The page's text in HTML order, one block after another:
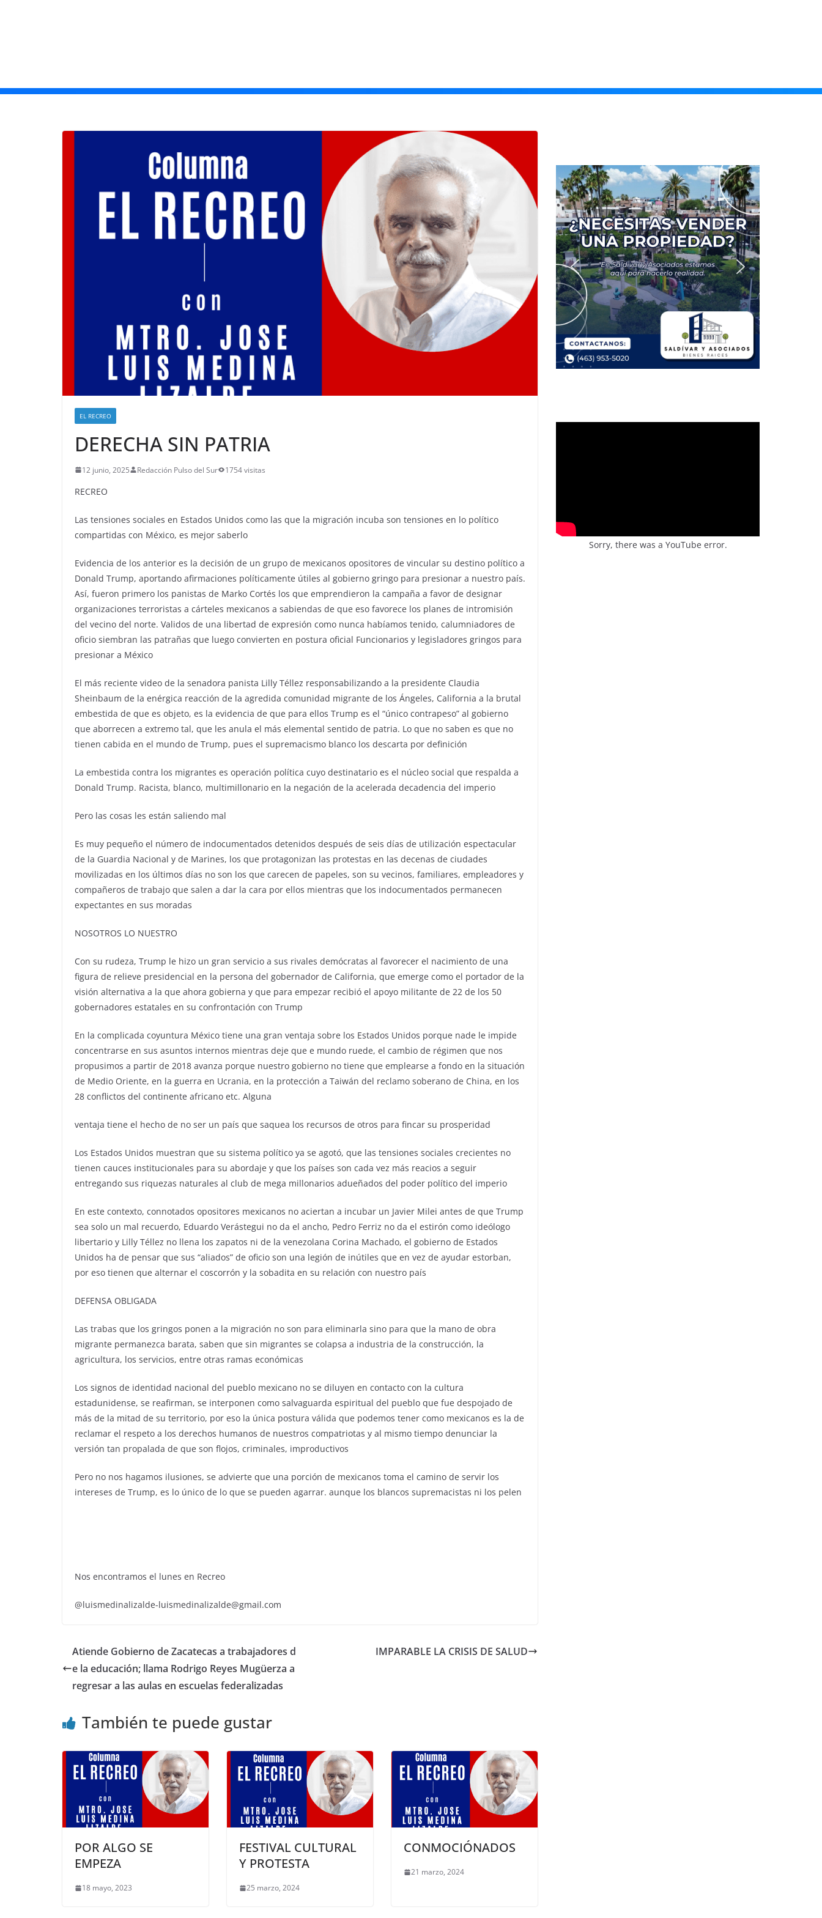
EL RECREO
DERECHA SIN PATRIA
12 junio, 2025 Redacción Pulso del Sur 1754 visitas
RECREO
Las tensiones sociales en Estados Unidos como las que la migración incuba son tensiones en lo político
compartidas con México, es mejor saberlo
Evidencia de los anterior es la decisión de un grupo de mexicanos opositores de vincular su destino político a
Donald Trump, aportando afirmaciones políticamente útiles al gobierno gringo para presionar a nuestro país.
Así, fueron primero los panistas de Marko Cortés los que emprendieron la campaña a favor de designar
organizaciones terroristas a cárteles mexicanos a sabiendas de que eso favorece los planes de intromisión
del vecino del norte. Validos de una libertad de expresión como nunca habíamos tenido, calumniadores de
oficio siembran las patrañas que luego convierten en postura oficial Funcionarios y legisladores gringos para
presionar a México
El más reciente video de la senadora panista Lilly Téllez responsabilizando a la presidente Claudia
Sheinbaum de la enérgica reacción de la agredida comunidad migrante de los Ángeles, California a la brutal
embestida de que es objeto, es la evidencia de que para ellos Trump es el “único contrapeso” al gobierno
que aborrecen a extremo tal, que les anula el más elemental sentido de patria. Lo que no saben es que no
tienen cabida en el mundo de Trump, pues el supremacismo blanco los descarta por definición
La embestida contra los migrantes es operación política cuyo destinatario es el núcleo social que respalda a
Donald Trump. Racista, blanco, multimillonario en la negación de la acelerada decadencia del imperio
Pero las cosas les están saliendo mal
Es muy pequeño el número de indocumentados detenidos después de seis días de utilización espectacular
de la Guardia Nacional y de Marines, los que protagonizan las protestas en las decenas de ciudades
movilizadas en los últimos días no son los que carecen de papeles, son su vecinos, familiares, empleadores y
compañeros de trabajo que salen a dar la cara por ellos mientras que los indocumentados permanecen
expectantes en sus moradas
NOSOTROS LO NUESTRO
Con su rudeza, Trump le hizo un gran servicio a sus rivales demócratas al favorecer el nacimiento de una
figura de relieve presidencial en la persona del gobernador de California, que emerge como el portador de la
visión alternativa a la que ahora gobierna y que para empezar recibió el apoyo militante de 22 de los 50
gobernadores estatales en su confrontación con Trump
En la complicada coyuntura México tiene una gran ventaja sobre los Estados Unidos porque nade le impide
concentrarse en sus asuntos internos mientras deje que e mundo ruede, el cambio de régimen que nos
propusimos a partir de 2018 avanza porque nuestro gobierno no tiene que emplearse a fondo en la situación
de Medio Oriente, en la guerra en Ucrania, en la protección a Taiwán del reclamo soberano de China, en los
28 conflictos del continente africano etc. Alguna
ventaja tiene el hecho de no ser un país que saquea los recursos de otros para fincar su prosperidad
Los Estados Unidos muestran que su sistema político ya se agotó, que las tensiones sociales crecientes no
tienen cauces institucionales para su abordaje y que los países son cada vez más reacios a seguir
entregando sus riquezas naturales al club de mega millonarios adueñados del poder político del imperio
En este contexto, connotados opositores mexicanos no aciertan a incubar un Javier Milei antes de que Trump
sea solo un mal recuerdo, Eduardo Verástegui no da el ancho, Pedro Ferriz no da el estirón como ideólogo
libertario y Lilly Téllez no llena los zapatos ni de la venezolana Corina Machado, el gobierno de Estados
Unidos ha de pensar que sus “aliados” de oficio son una legión de inútiles que en vez de ayudar estorban,
por eso tienen que alternar el coscorrón y la sobadita en su relación con nuestro país
DEFENSA OBLIGADA
Las trabas que los gringos ponen a la migración no son para eliminarla sino para que la mano de obra
migrante permanezca barata, saben que sin migrantes se colapsa a industria de la construcción, la
agricultura, los servicios, entre otras ramas económicas
Los signos de identidad nacional del pueblo mexicano no se diluyen en contacto con la cultura
estadunidense, se reafirman, se interponen como salvaguarda espiritual del pueblo que fue despojado de
más de la mitad de su territorio, por eso la única postura válida que podemos tener como mexicanos es la de
reclamar el respeto a los derechos humanos de nuestros compatriotas y al mismo tiempo denunciar la
versión tan propalada de que son flojos, criminales, improductivos
Pero no nos hagamos ilusiones, se advierte que una porción de mexicanos toma el camino de servir los
intereses de Trump, es lo único de lo que se pueden agarrar. aunque los blancos supremacistas ni los pelen
Nos encontramos el lunes en Recreo
@luismedinalizalde-luismedinalizalde@gmail.com
Atiende Gobierno de Zacatecas a trabajadores d
e la educación; llama Rodrigo Reyes Mugüerza a
regresar a las aulas en escuelas federalizadas
IMPARABLE LA CRISIS DE SALUD
También te puede gustar
POR ALGO SE
EMPEZA
18 mayo, 2023
FESTIVAL CULTURAL
Y PROTESTA
25 marzo, 2024
CONMOCIÓNADOS
21 marzo, 2024
Sorry, there was a YouTube error.